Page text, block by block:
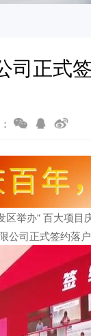
司正式
举办“ 百大项
公司正式签约落